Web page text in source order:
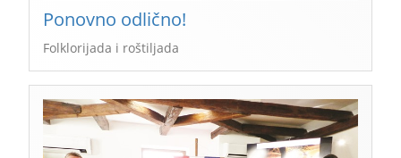
Ponovno odlično!
Folklorijada i roštiljada